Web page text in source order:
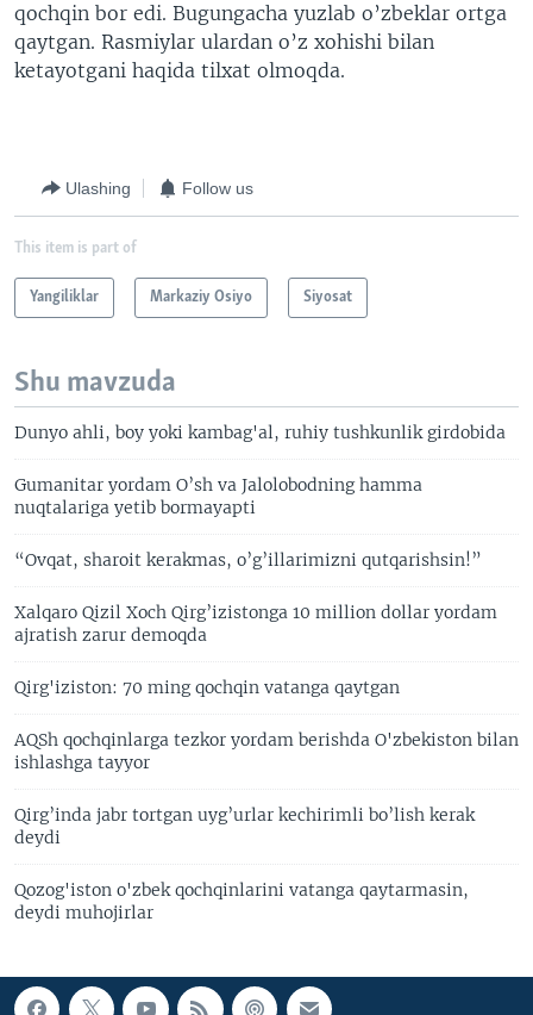
qochqin bor edi. Bugungacha yuzlab o’zbeklar ortga
qaytgan. Rasmiylar ulardan o’z xohishi bilan
ketayotgani haqida tilxat olmoqda.
Ulashing Follow us
This item is part of
Yangiliklar Markaziy Osiyo Siyosat
Shu mavzuda
Dunyo ahli, boy yoki kambag'al, ruhiy tushkunlik girdobida
Gumanitar yordam O’sh va Jalolobodning hamma
nuqtalariga yetib bormayapti
“Ovqat, sharoit kerakmas, o’g’illarimizni qutqarishsin!”
Xalqaro Qizil Xoch Qirg’izistonga 10 million dollar yordam
ajratish zarur demoqda
Qirg'iziston: 70 ming qochqin vatanga qaytgan
AQSh qochqinlarga tezkor yordam berishda O'zbekiston bilan
ishlashga tayyor
Qirg’inda jabr tortgan uyg’urlar kechirimli bo’lish kerak
deydi
Qozog'iston o'zbek qochqinlarini vatanga qaytarmasin,
deydi muhojirlar